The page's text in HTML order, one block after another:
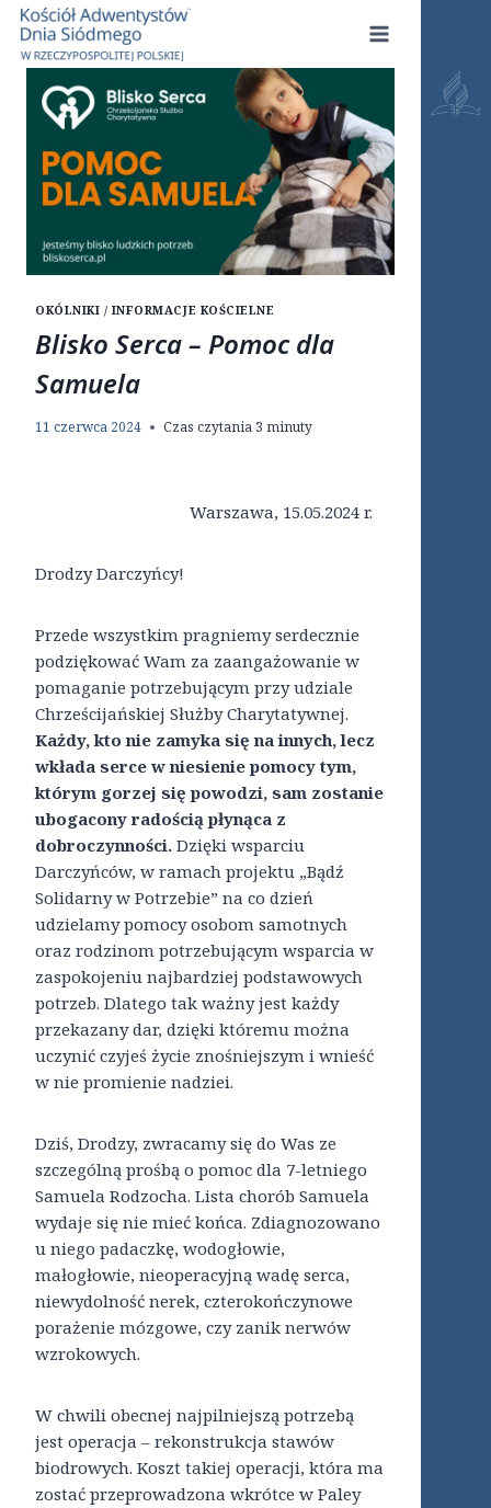
Przejdź
treści
OKÓLNIKI / INFORMACJE KOŚCIELNE
Blisko Serca – Pomoc dla
Samuela
11 czerwca 2024 Czas czytania 3 minuty
Warszawa, 15.05.2024 r.
Drodzy Darczyńcy!
Przede wszystkim pragniemy serdecznie
podziękować Wam za zaangażowanie w
pomaganie potrzebującym przy udziale
Chrześcijańskiej Służby Charytatywnej.
Każdy, kto nie zamyka się na innych, lecz
wkłada serce w niesienie pomocy tym,
którym gorzej się powodzi, sam zostanie
ubogacony radością płynąca z
dobroczynności. Dzięki wsparciu
Darczyńców, w ramach projektu „Bądź
Solidarny w Potrzebie” na co dzień
udzielamy pomocy osobom samotnych
oraz rodzinom potrzebującym wsparcia w
zaspokojeniu najbardziej podstawowych
potrzeb. Dlatego tak ważny jest każdy
przekazany dar, dzięki któremu można
uczynić czyjeś życie znośniejszym i wnieść
w nie promienie nadziei.
Dziś, Drodzy, zwracamy się do Was ze
szczególną prośbą o pomoc dla 7-letniego
Samuela Rodzocha. Lista chorób Samuela
wydaje się nie mieć końca. Zdiagnozowano
u niego padaczkę, wodogłowie,
małogłowie, nieoperacyjną wadę serca,
niewydolność nerek, czterokończynowe
porażenie mózgowe, czy zanik nerwów
wzrokowych.
W chwili obecnej najpilniejszą potrzebą
jest operacja – rekonstrukcja stawów
biodrowych. Koszt takiej operacji, która ma
zostać przeprowadzona wkrótce w Paley